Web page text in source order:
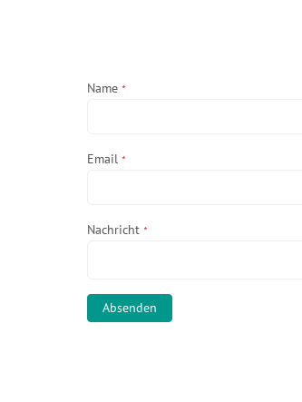
Name *
Email *
Nachricht *
Absenden